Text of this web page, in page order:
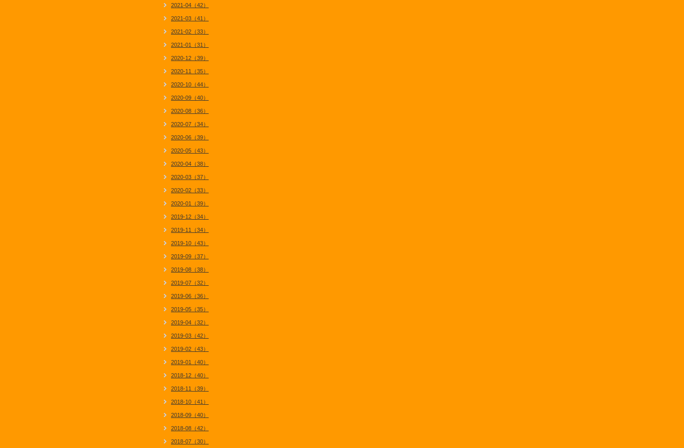
2021-04（42）
2021-03（41）
2021-02（33）
2021-01（31）
2020-12（39）
2020-11（35）
2020-10（44）
2020-09（40）
2020-08（36）
2020-07（34）
2020-06（39）
2020-05（43）
2020-04（38）
2020-03（37）
2020-02（33）
2020-01（39）
2019-12（34）
2019-11（34）
2019-10（43）
2019-09（37）
2019-08（38）
2019-07（32）
2019-06（36）
2019-05（35）
2019-04（32）
2019-03（42）
2019-02（43）
2019-01（40）
2018-12（40）
2018-11（39）
2018-10（41）
2018-09（40）
2018-08（42）
2018-07（30）